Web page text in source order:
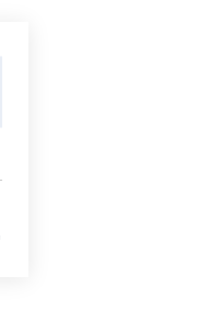
ICON